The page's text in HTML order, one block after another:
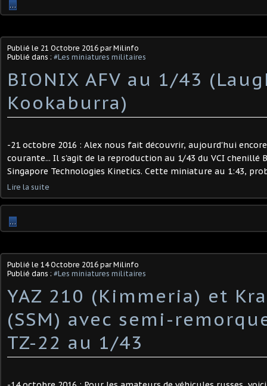
…
Publié le 21 Octobre 2016 par Milinfo
Publié dans : #Les miniatures militaires
BIONIX AFV au 1/43
Kookaburra)
-21 octobre 2016 : Alex nous fait découvrir, aujourd'hui
courante... Il s'agit de la reproduction au 1/43 du VCI chenillé
Singapore Technologies Kinetics. Cette miniature au 1:43,
Lire la suite
…
Publié le 14 Octobre 2016 par Milinfo
Publié dans : #Les miniatures militaires
YAZ 210 (Kimmeria) et
(SSM) avec semi-
TZ-22 au 1/43